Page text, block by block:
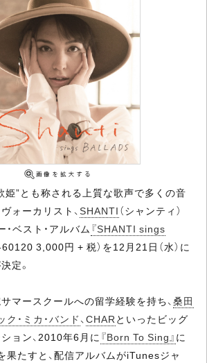
”とも称される上質な歌声で多くの音
ォーカリスト、SHANTI （シャンティ）
ベスト・アルバム 『SHANTI sings
60120 3,000円 + 税）を12月21日（水）に
定。
マースクールへの留学経験を持ち、桑田
・ミカ・バンド、CHARといったビッグ
ョン、2010年6月に 『Born To Sing』 に
果たすと、配信アルバムがiTunesジャ